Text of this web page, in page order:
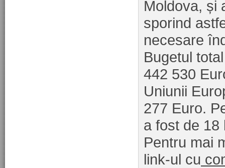
Moldova, și
sporind
necesare
Bugetul
442 530
Uniunii
277 Euro.
a fost de 18
Pentru mai
link-ul cu